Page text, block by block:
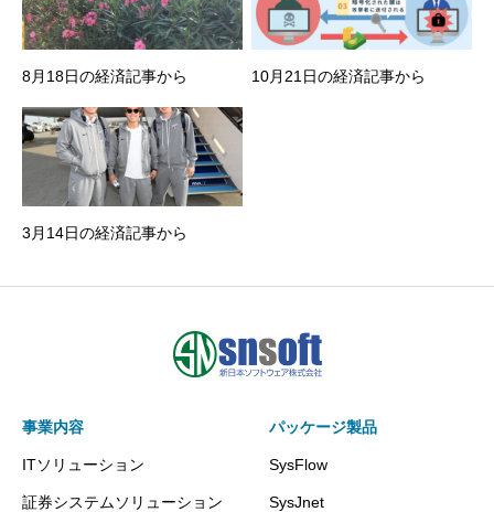
8月18日の経済記事から 10月21日の経済記事から
3月14日の経済記事から
事業内容
ITソリューション
証券システムソリューション
パッケージ製品
SysFlow
SysJnet